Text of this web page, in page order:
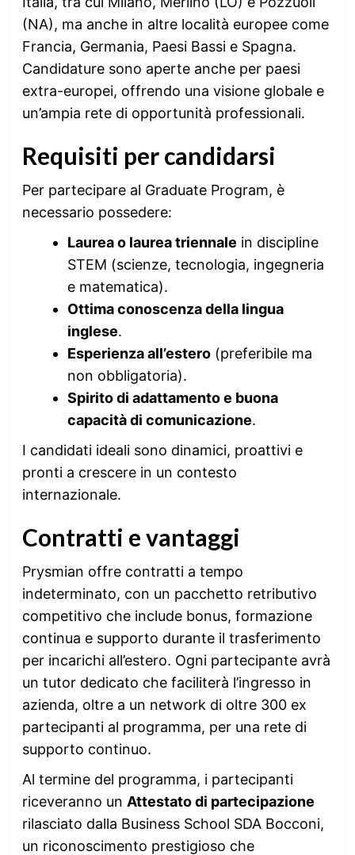
(NA), ma anche in altre località europee come
Francia, Germania, Paesi Bassi e Spagna.
Candidature sono aperte anche per paesi
extra-europei, offrendo una visione globale e
un’ampia rete di opportunità professionali.
Requisiti per candidarsi
Per partecipare al Graduate Program, è
necessario possedere:
Laurea o laurea triennale in discipline
STEM (scienze, tecnologia, ingegneria
e matematica).
Ottima conoscenza della lingua
inglese.
Esperienza all’estero(preferibile ma
non obbligatoria).
Spirito di adattamento e buona
capacità di comunicazione.
I candidati ideali sono dinamici, proattivi e
pronti a crescere in un contesto
internazionale.
Contratti e vantaggi
Prysmian offre contratti a tempo
indeterminato, con un pacchetto retributivo
competitivo che include bonus, formazione
continua e supporto durante il trasferimento
per incarichi all’estero. Ogni partecipante avrà
un tutor dedicato che faciliterà l’ingresso in
azienda, oltre a un network di oltre 300 ex
partecipanti al programma, per una rete di
supporto continuo.
Al termine del programma, i partecipanti
riceveranno un Attestato di partecipazione
rilasciato dalla Business School SDA Bocconi,
un riconoscimento prestigioso che